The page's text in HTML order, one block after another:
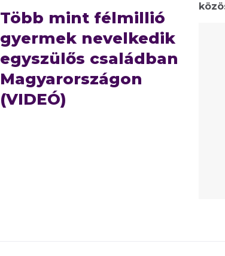
Több mint félmillió
gyermek nevelkedik
egyszülős családban
Magyarországon
(VIDEÓ)